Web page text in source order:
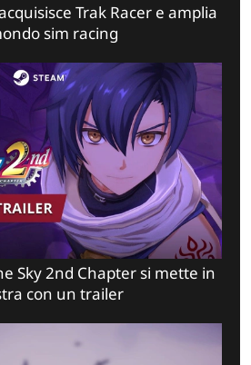
Trak Racer e amplia
sim racing
Sky 2nd Chapter si mette in
con un trailer